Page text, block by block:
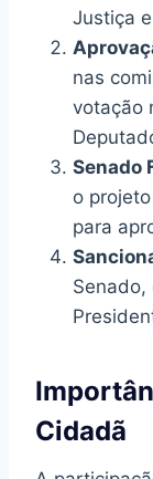
Justiça
nas
votação
Senado
o
para
Senado,
Cidadã